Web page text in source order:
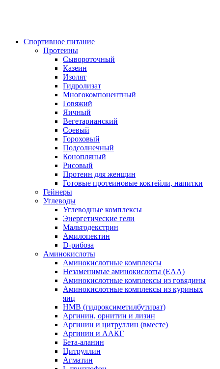
Спортивное питание
Протеины
Сывороточный
Казеин
Изолят
Гидролизат
Многокомпонентный
Говяжий
Яичный
Вегетарианский
Соевый
Гороховый
Подсолнечный
Конопляный
Рисовый
Протеин для женщин
Готовые протеиновые коктейли, напитки
Гейнеры
Углеводы
Углеводные комплексы
Энергетические гели
Мальтодекстрин
Амилопектин
D-рибоза
Аминокислоты
Аминокислотные комплексы
Незаменимые аминокислоты (EAA)
Аминокислотные комплексы из говядины
Аминокислотные комплексы из куриных
яиц
HMB (гидроксиметилбутират)
Аргинин, орнитин и лизин
Аргинин и цитруллин (вместе)
Аргинин и ААКГ
Бета-аланин
Цитруллин
Агматин